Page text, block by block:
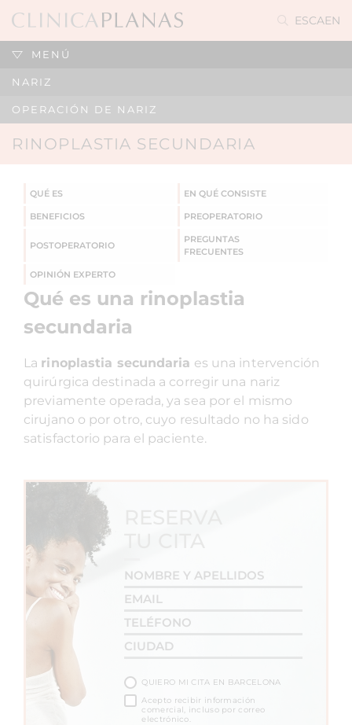
ESCAEN
MENÚ
NARIZ
OPERACIÓN DE NARIZ
RINOPLASTIA SECUNDARIA
QUÉ ES EN QUÉ CONSISTE
BENEFICIOS PREOPERATORIO
POSTOPERATORIO
PREGUNTAS
FRECUENTES
OPINIÓN EXPERTO
Qué es una rinoplastia
secundaria
La rinoplastia secundaria es una intervención
quirúrgica destinada a corregir una nariz
previamente operada, ya sea por el mismo
cirujano o por otro, cuyo resultado no ha sido
satisfactorio para el paciente.
QUIERO MI CITA EN BARCELONA
Acepto recibir información
comercial, incluso por correo
electrónico.